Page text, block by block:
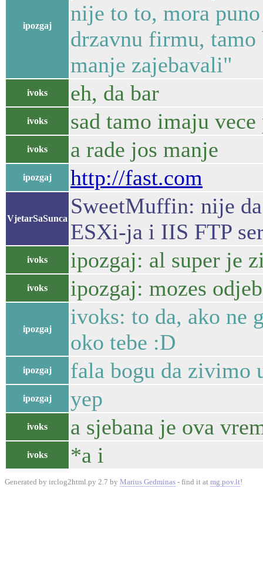
ipozgaj
nije to to, mora
drzavnu firmu,
manje zajebavali"
ivoks eh, da bar
ivoks sad tamo imaju vece
ivoks a rade jos manje
ipozgaj http://fast.com
VjetarSaSunca
SweetMuffin: nije
ESXi-ja i IIS FTP
ivoks ipozgaj: al super je
ivoks ipozgaj: mozes
ipozgaj
ivoks: to da, ako ne
oko tebe :D
ipozgaj fala bogu da zivimo
ipozgaj yep
ivoks a sjebana je ova
ivoks *a i
Generated by irclog2html.py 2.7 by Marius Gedminas - find it at mg.pov.lt!